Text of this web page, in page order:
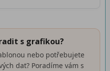
s grafikou?
nebo potřebujete
dat? Poradíme vám s